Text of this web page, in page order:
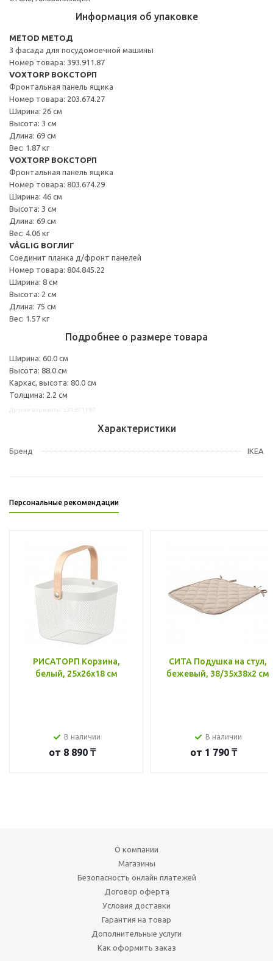
Информация об упаковке
METOD МЕТОД
3 фасада для посудомоечной машины
Номер товара: 393.911.87
VOXTORP ВОКСТОРП
Фронтальная панель ящика
Номер товара: 203.674.27
Ширина: 26 см
Высота: 3 см
Длина: 69 см
Вес: 1.87 кг
VOXTORP ВОКСТОРП
Фронтальная панель ящика
Номер товара: 803.674.29
Ширина: 46 см
Высота: 3 см
Длина: 69 см
Вес: 4.06 кг
VÅGLIG ВОГЛИГ
Соединит планка д/фронт панелей
Номер товара: 804.845.22
Ширина: 8 см
Высота: 2 см
Длина: 75 см
Вес: 1.57 кг
Подробнее о размере товара
Ширина: 60.0 см
Высота: 88.0 см
Каркас, высота: 80.0 см
Толщина: 2.2 см
Характеристики
Бренд IKEA
Персональные рекомендации
РИСАТОРП Корзина,
белый, 25x26x18 см
В наличии
от 8 890 ₸
СИТА Подушка на стул,
бежевый, 38/35x38x2 см
В наличии
от 1 790 ₸
О компании
Магазины
Безопасность онлайн платежей
Договор оферта
Условия доставки
Гарантия на товар
Дополнительные услуги
Как оформить заказ